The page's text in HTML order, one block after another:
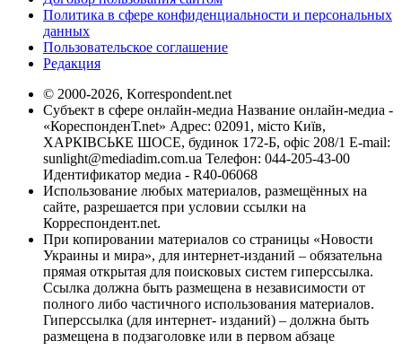
Политика в сфере конфиденциальности и персональных
данных
Пользовательское соглашение
Редакция
© 2000-2026, Korrespondent.net
Субъект в сфере онлайн-медиа Название онлайн-медиа -
«КореспонденТ.net» Адрес: 02091, місто Київ,
ХАРКІВСЬКЕ ШОСЕ, будинок 172-Б, офіс 208/1 E-mail:
sunlight@mediadim.com.ua Телефон: 044-205-43-00
Идентификатор медиа - R40-06068
Использование любых материалов, размещённых на
сайте, разрешается при условии ссылки на
Корреспондент.net.
При копировании материалов со страницы «Новости
Украины и мира», для интернет-изданий – обязательна
прямая открытая для поисковых систем гиперссылка.
Ссылка должна быть размещена в независимости от
полного либо частичного использования материалов.
Гиперссылка (для интернет- изданий) – должна быть
размещена в подзаголовке или в первом абзаце